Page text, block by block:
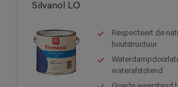
Silvanol LO
Respecteert de
houtstructuur
waterafstotend